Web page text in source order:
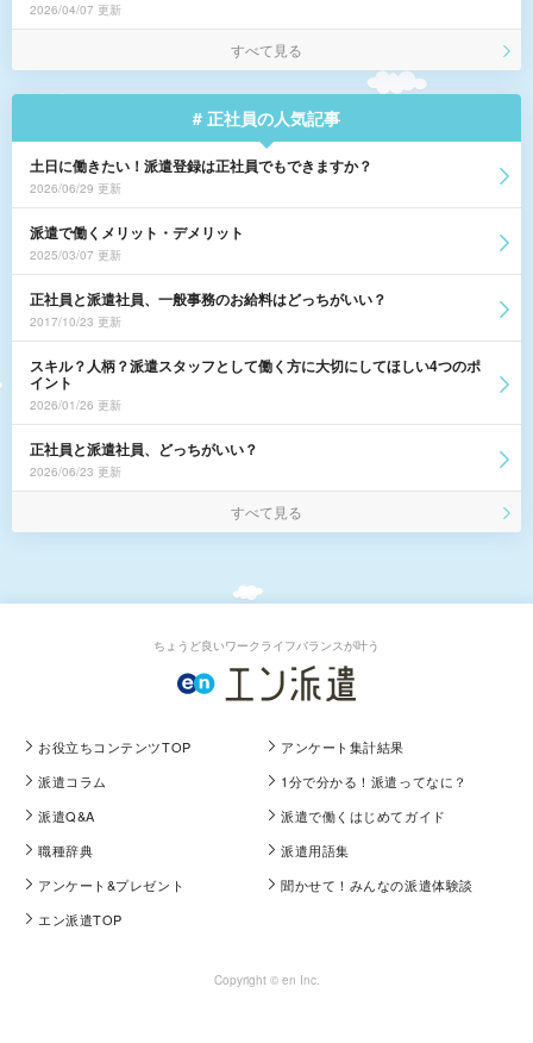
2026/04/07 更新
すべて見る
# 正社員の人気記事
土日に働きたい！派遣登録は正社員でもできますか？
2026/06/29 更新
派遣で働くメリット・デメリット
2025/03/07 更新
正社員と派遣社員、一般事務のお給料はどっちがいい？
2017/10/23 更新
スキル？人柄？派遣スタッフとして働く方に大切にしてほしい4つのポ
イント
2026/01/26 更新
正社員と派遣社員、どっちがいい？
2026/06/23 更新
すべて見る
ちょうど良いワークライフバランスが叶う
お役立ちコンテンツTOP
アンケート集計結果
派遣コラム
1分で分かる！派遣ってなに？
派遣Q&A
派遣で働くはじめてガイド
職種辞典
派遣用語集
アンケート&プレゼント
聞かせて！みんなの派遣体験談
エン派遣TOP
Copyright © en Inc.